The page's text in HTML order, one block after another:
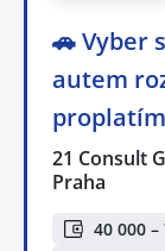
🚗 Vyber
autem
21 Consult
Praha
40 000 –